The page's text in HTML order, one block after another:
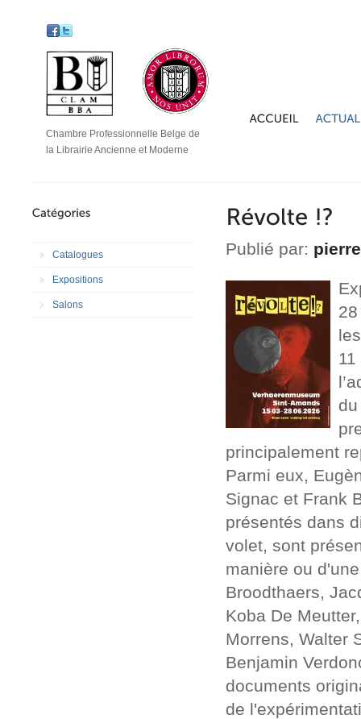
Chambre Professionnelle Belge de
la Librairie Ancienne et Moderne
Catalogues
Expositions
Salons
Publié par:
principalement
Parmi eux,
Signac et Frank
présentés dans
volet, sont
manière ou
Broodthaers,
Koba De
Morrens, Walter
Benjamin
documents
de